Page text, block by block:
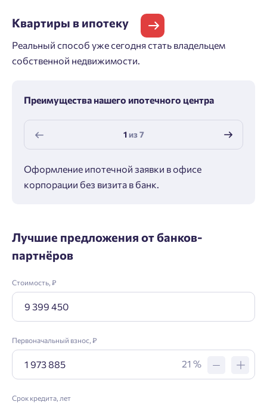
Квартиры в ипотеку
Реальный способ уже сегодня стать владельцем
собственной недвижимости.
Преимущества нашего ипотечного центра
1из7
Оформление ипотечной заявки в офисе
корпорации без визита в банк.
Лучшие предложения от банков-
партнёров
Стоимость, ₽
Первоначальный взнос, ₽
21 %
Срок кредита, лет